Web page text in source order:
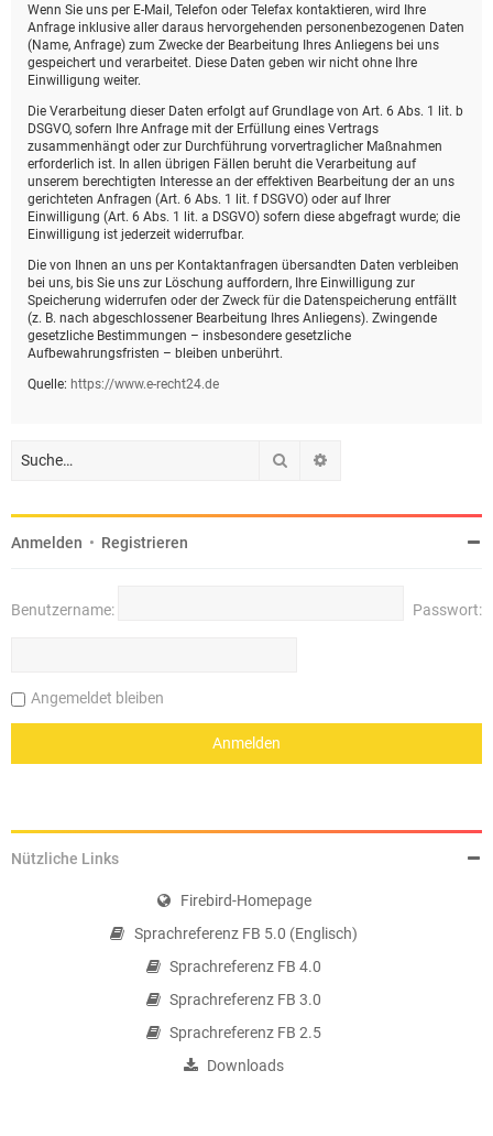
Wenn Sie uns per E-Mail, Telefon oder Telefax kontaktieren, wird Ihre
Anfrage inklusive aller daraus hervorgehenden personenbezogenen Daten
(Name, Anfrage) zum Zwecke der Bearbeitung Ihres Anliegens bei uns
gespeichert und verarbeitet. Diese Daten geben wir nicht ohne Ihre
Einwilligung weiter.
Die Verarbeitung dieser Daten erfolgt auf Grundlage von Art. 6 Abs. 1 lit. b
DSGVO, sofern Ihre Anfrage mit der Erfüllung eines Vertrags
zusammenhängt oder zur Durchführung vorvertraglicher Maßnahmen
erforderlich ist. In allen übrigen Fällen beruht die Verarbeitung auf
unserem berechtigten Interesse an der effektiven Bearbeitung der an uns
gerichteten Anfragen (Art. 6 Abs. 1 lit. f DSGVO) oder auf Ihrer
Einwilligung (Art. 6 Abs. 1 lit. a DSGVO) sofern diese abgefragt wurde; die
Einwilligung ist jederzeit widerrufbar.
Die von Ihnen an uns per Kontaktanfragen übersandten Daten verbleiben
bei uns, bis Sie uns zur Löschung auffordern, Ihre Einwilligung zur
Speicherung widerrufen oder der Zweck für die Datenspeicherung entfällt
(z. B. nach abgeschlossener Bearbeitung Ihres Anliegens). Zwingende
gesetzliche Bestimmungen – insbesondere gesetzliche
Aufbewahrungsfristen – bleiben unberührt.
Quelle: https://www.e-recht24.de
Suche
Anmelden • Registrieren
Benutzername: Passwort:
Angemeldet bleiben
Nützliche Links
Firebird-Homepage
Sprachreferenz FB 5.0 (Englisch)
Sprachreferenz FB 4.0
Sprachreferenz FB 3.0
Sprachreferenz FB 2.5
Downloads